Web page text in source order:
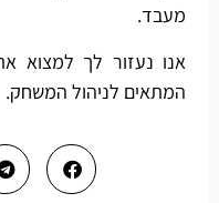
מעבד.
אנו נעזור לך למצוא
המתאים לניהול המשחק.